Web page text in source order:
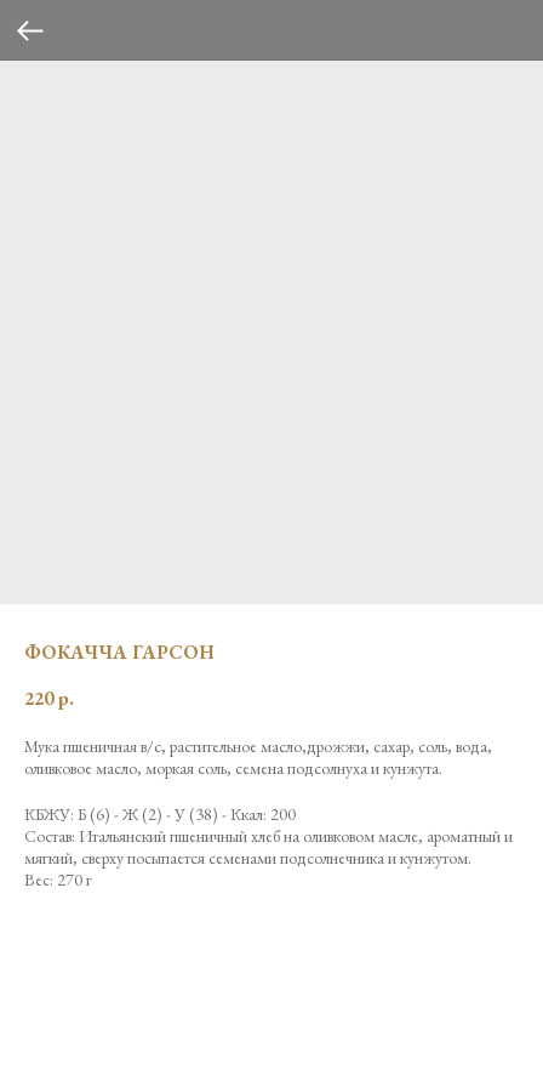
ФОКАЧЧА ГАРСОН
220р.
Мука пшеничная в/с, растительное масло,дрожжи, сахар, соль, вода,
оливковое масло, моркая соль, семена подсолнуха и кунжута.
КБЖУ: Б (6) - Ж (2) - У (38) - Ккал: 200
Состав: Итальянский пшеничный хлеб на оливковом масле, ароматный и
мягкий, сверху посыпается семенами подсолнечника и кунжутом.
Вес: 270 г